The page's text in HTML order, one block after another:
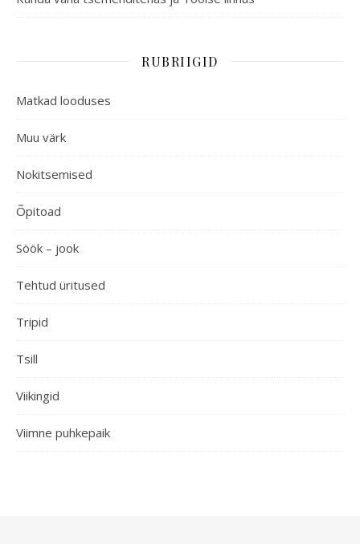
RUBRIIGID
Matkad looduses
Muu värk
Nokitsemised
Õpitoad
Söök – jook
Tehtud üritused
Tripid
Tsill
Viikingid
Viimne puhkepaik